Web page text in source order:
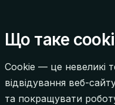
Що таке
Cookie — це невеликі
відвідування веб-
та покращувати